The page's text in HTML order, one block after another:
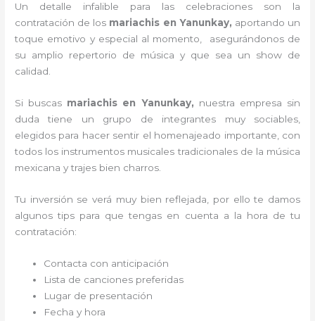
Un detalle infalible para las celebraciones son la
contratación de los mariachis en Yanunkay, aportando un
toque emotivo y especial al momento, asegurándonos de
su amplio repertorio de música y que sea un show de
calidad.
Si buscas mariachis en Yanunkay, nuestra empresa sin
duda tiene un grupo de integrantes muy sociables,
elegidos para hacer sentir el homenajeado importante, con
todos los instrumentos musicales tradicionales de la música
mexicana y trajes bien charros.
Tu inversión se verá muy bien reflejada, por ello te damos
algunos tips para que tengas en cuenta a la hora de tu
contratación:
Contacta con anticipación
Lista de canciones preferidas
Lugar de presentación
Fecha y hora